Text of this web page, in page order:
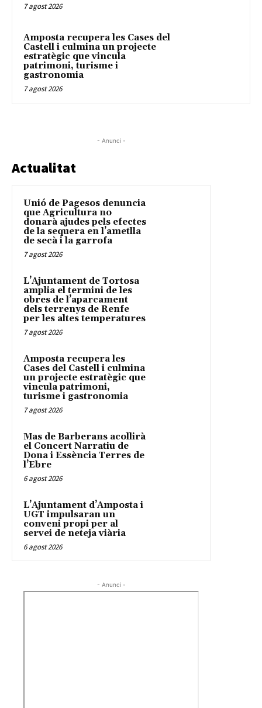
7 agost 2026
Amposta recupera les Cases del
Castell i culmina un projecte
estratègic que vincula
patrimoni, turisme i
gastronomia
7 agost 2026
- Anunci -
Actualitat
Unió de Pagesos denuncia
que Agricultura no
donarà ajudes pels efectes
de la sequera en l’ametlla
de secà i la garrofa
7 agost 2026
L’Ajuntament de Tortosa
amplia el termini de les
obres de l’aparcament
dels terrenys de Renfe
per les altes temperatures
7 agost 2026
Amposta recupera les
Cases del Castell i culmina
un projecte estratègic que
vincula patrimoni,
turisme i gastronomia
7 agost 2026
Mas de Barberans acollirà
el Concert Narratiu de
Dona i Essència Terres de
l’Ebre
6 agost 2026
L’Ajuntament d’Amposta i
UGT impulsaran un
conveni propi per al
servei de neteja viària
6 agost 2026
- Anunci -